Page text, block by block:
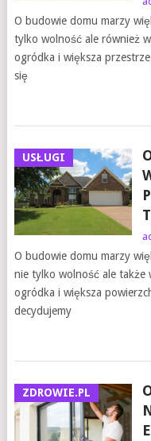
O budowie domu marzy
tylko wolność ale również
ogródka i większa
się
USŁUGI
O budowie domu marzy
nie tylko wolność ale także
ogródka i większa
decydujemy
ZDROWIE.PL